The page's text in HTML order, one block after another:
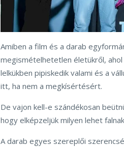
Amiben a film és a darab
megismételhetetlen életükről,
lelkükben pipiskedik valami és a
itt, ha nem a megkísértésért.
De vajon kell-e szándékosan
hogy elképzeljük milyen lehet
A darab egyes szereplői